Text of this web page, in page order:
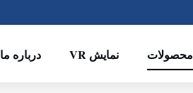
محصولات نمایش VR درباره ما